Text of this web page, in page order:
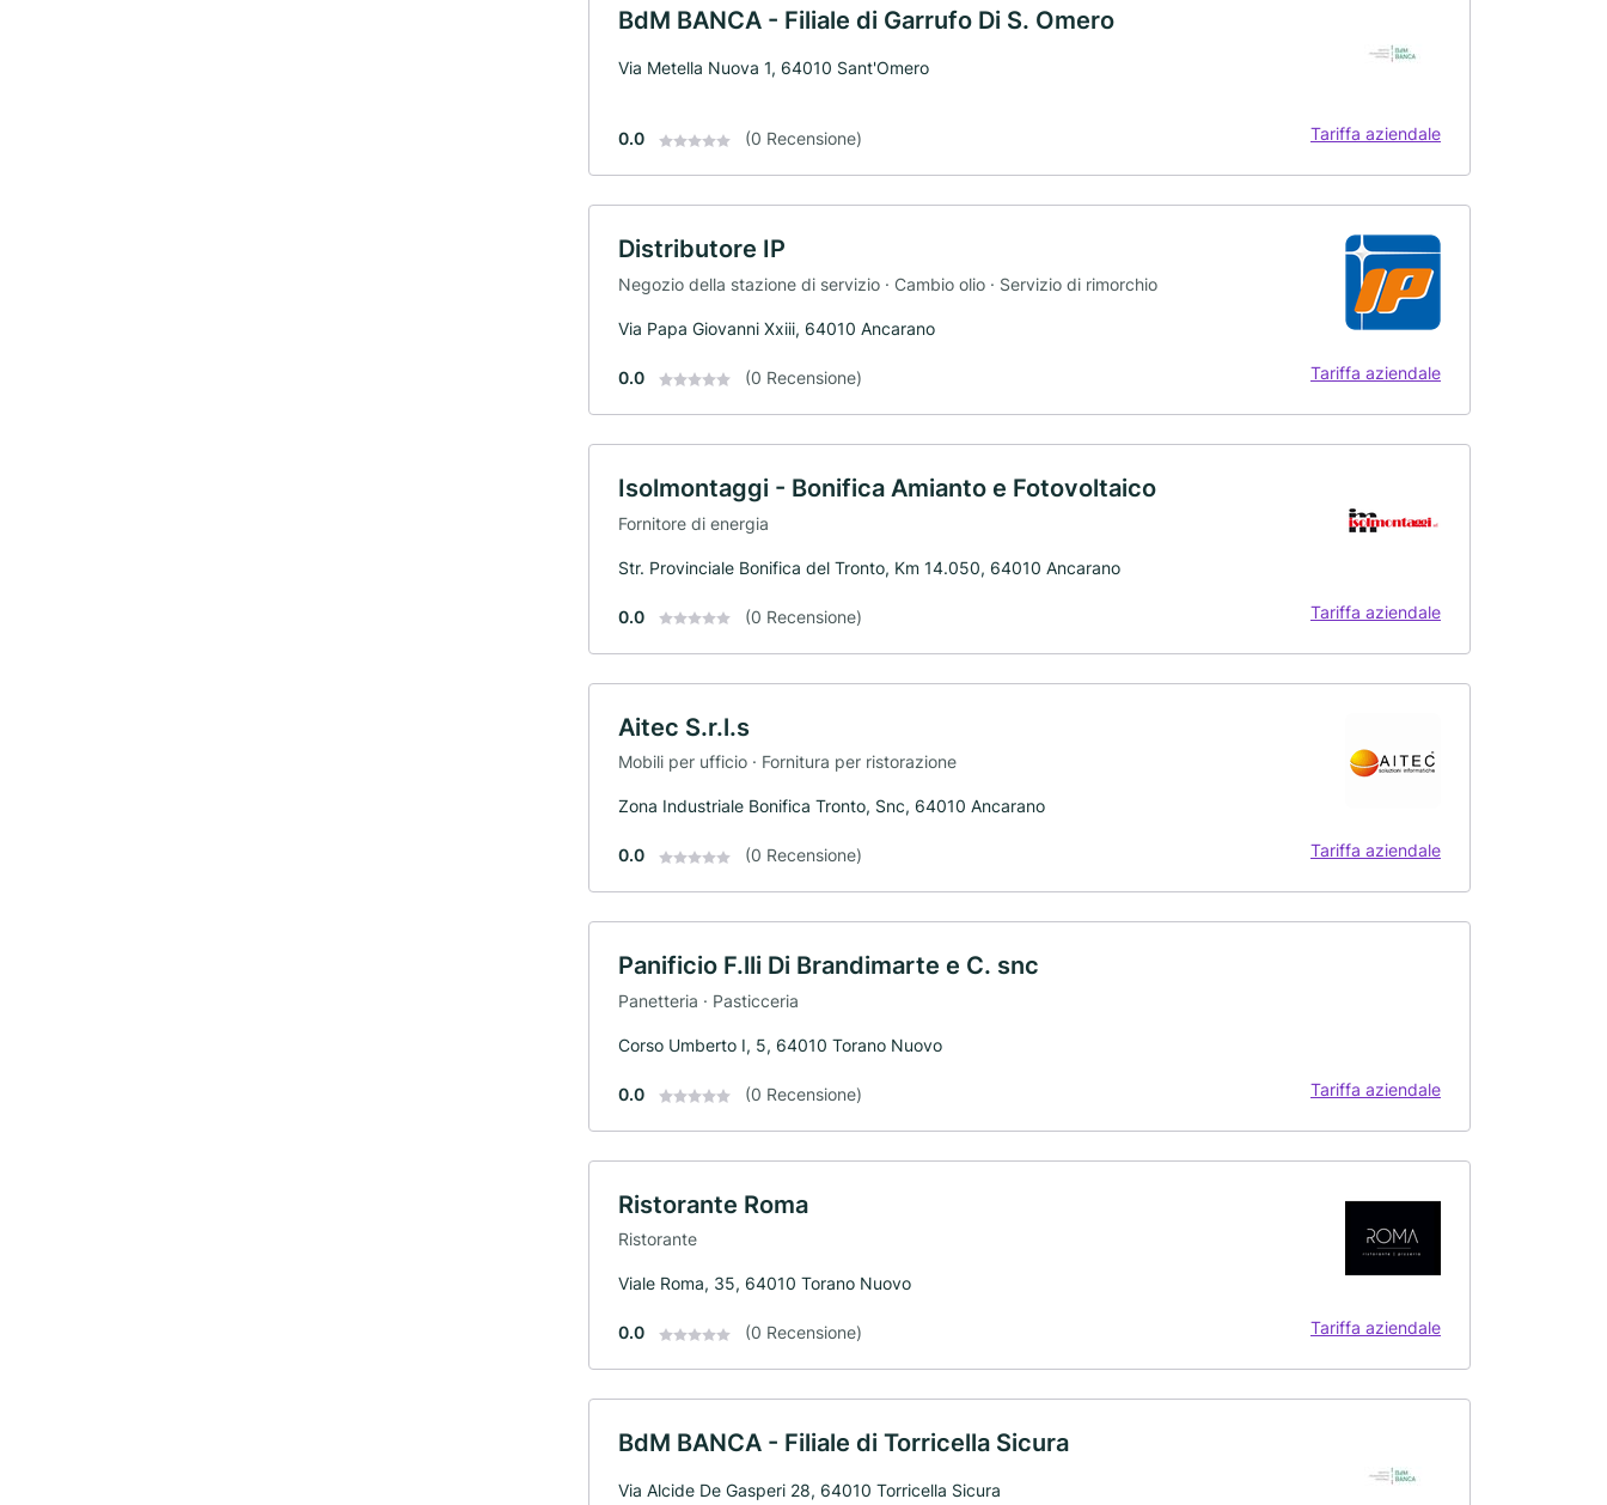
BdM BANCA - Filiale di Garrufo Di S. Omero
Via Metella Nuova 1, 64010 Sant'Omero
0.0 (0 Recensione) Tariffa aziendale
Distributore IP
Negozio della stazione di servizio · Cambio olio · Servizio di rimorchio
Via Papa Giovanni Xxiii, 64010 Ancarano
0.0 (0 Recensione) Tariffa aziendale
Isolmontaggi - Bonifica Amianto e Fotovoltaico
Fornitore di energia
Str. Provinciale Bonifica del Tronto, Km 14.050, 64010 Ancarano
0.0 (0 Recensione) Tariffa aziendale
Aitec S.r.l.s
Mobili per ufficio · Fornitura per ristorazione
Zona Industriale Bonifica Tronto, Snc, 64010 Ancarano
0.0 (0 Recensione) Tariffa aziendale
Panificio F.lli Di Brandimarte e C. snc
Panetteria · Pasticceria
Corso Umberto I, 5, 64010 Torano Nuovo
0.0 (0 Recensione) Tariffa aziendale
Ristorante Roma
Ristorante
Viale Roma, 35, 64010 Torano Nuovo
0.0 (0 Recensione) Tariffa aziendale
BdM BANCA - Filiale di Torricella Sicura
Via Alcide De Gasperi 28, 64010 Torricella Sicura